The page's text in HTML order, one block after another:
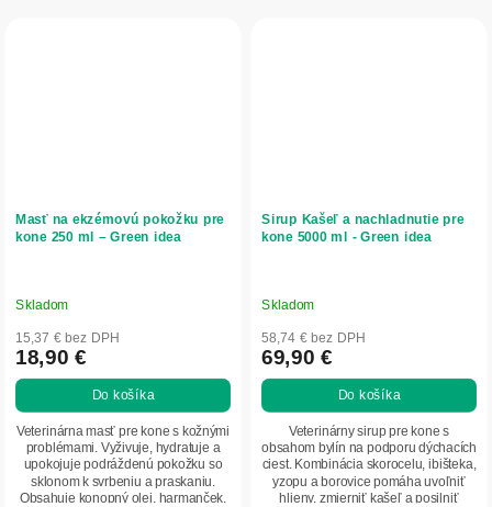
Masť na ekzémovú pokožku pre
kone 250 ml – Green idea
Skladom
15,37 € bez DPH
18,90 €
Do košíka
Veterinárna masť pre kone s kožnými
problémami. Vyživuje, hydratuje a
upokojuje podráždenú pokožku so
sklonom k svrbeniu a praskaniu.
Obsahuje konopný olej, harmanček,
Sirup Kašeľ a nachladnutie pre
kone 5000 ml - Green idea
Skladom
58,74 € bez DPH
69,90 €
Do košíka
Veterinárny sirup pre kone s
obsahom bylín na podporu dýchacích
ciest. Kombinácia skorocelu, ibišteka,
yzopu a borovice pomáha uvoľniť
hlieny, zmierniť kašeľ a posilniť